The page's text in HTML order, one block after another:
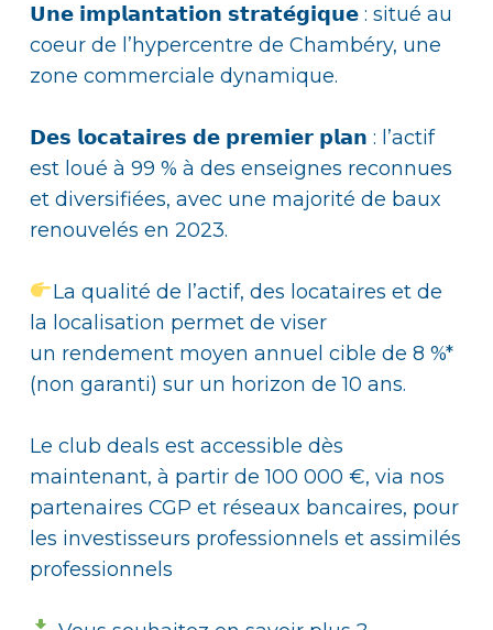
𝗨𝗻𝗲 𝗶𝗺𝗽𝗹𝗮𝗻𝘁𝗮𝘁𝗶𝗼𝗻 𝘀𝘁𝗿𝗮𝘁𝗲́𝗴𝗶𝗾𝘂𝗲 : situé au
coeur de l’hypercentre de Chambéry, une
zone commerciale dynamique.
𝗗𝗲𝘀 𝗹𝗼𝗰𝗮𝘁𝗮𝗶𝗿𝗲𝘀 𝗱𝗲 𝗽𝗿𝗲𝗺𝗶𝗲𝗿 𝗽𝗹𝗮𝗻 : l’actif
est loué à 99 % à des enseignes reconnues
et diversifiées, avec une majorité de baux
renouvelés en 2023.
La qualité de l’actif, des locataires et de
la localisation permet de viser
un rendement moyen annuel cible de 8 %*
(non garanti) sur un horizon de 10 ans.
Le club deals est accessible dès
maintenant, à partir de 100 000 €, via nos
partenaires CGP et réseaux bancaires, pour
les investisseurs professionnels et assimilés
professionnels